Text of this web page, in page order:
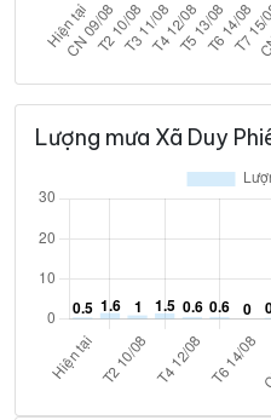
Lượng mưa Xã Duy